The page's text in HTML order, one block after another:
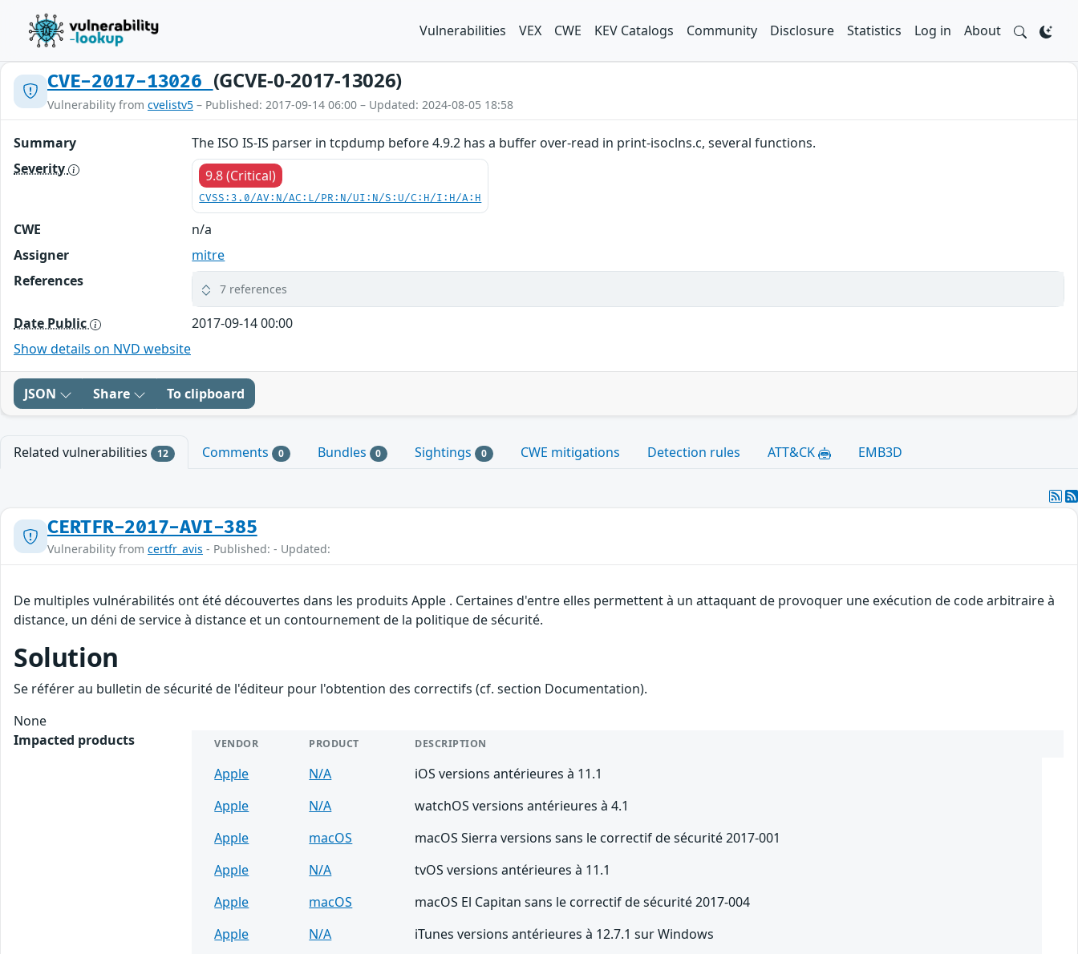
Vulnerabilities VEX CWE KEV Catalogs Community Disclosure Statistics Log in About
CVE-2017-13026 (GCVE-0-2017-13026)
Vulnerability from cvelistv5 – Published: 2017-09-14 06:00 – Updated: 2024-08-05 18:58
Summary
The ISO IS-IS parser in tcpdump before 4.9.2 has a buffer over-read in print-isoclns.c, several functions.
Severity
9.8 (Critical)
CVSS:3.0/AV:N/AC:L/PR:N/UI:N/S:U/C:H/I:H/A:H
CWE
n/a
Assigner
mitre
References
7 references
Date Public
2017-09-14 00:00
Show details on NVD website
JSON Share To clipboard
Related vulnerabilities 12 Comments 0 Bundles 0 Sightings 0 CWE mitigations Detection rules ATT&CK EMB3D
CERTFR-2017-AVI-385
Vulnerability from certfr_avis - Published: - Updated:
De multiples vulnérabilités ont été découvertes dans les produits Apple . Certaines d'entre elles permettent à un attaquant de provoquer une exécution de code arbitraire à
distance, un déni de service à distance et un contournement de la politique de sécurité.
Solution
Se référer au bulletin de sécurité de l'éditeur pour l'obtention des correctifs (cf. section Documentation).
None
Impacted products
VENDOR PRODUCT DESCRIPTION
Apple N/A
iOS versions antérieures à 11.1
Apple
N/A
watchOS versions antérieures à 4.1
Apple
macOS
macOS Sierra versions sans le correctif de sécurité 2017-001
Apple
N/A
tvOS versions antérieures à 11.1
Apple
macOS
macOS El Capitan sans le correctif de sécurité 2017-004
Apple
N/A
iTunes versions antérieures à 12.7.1 sur Windows